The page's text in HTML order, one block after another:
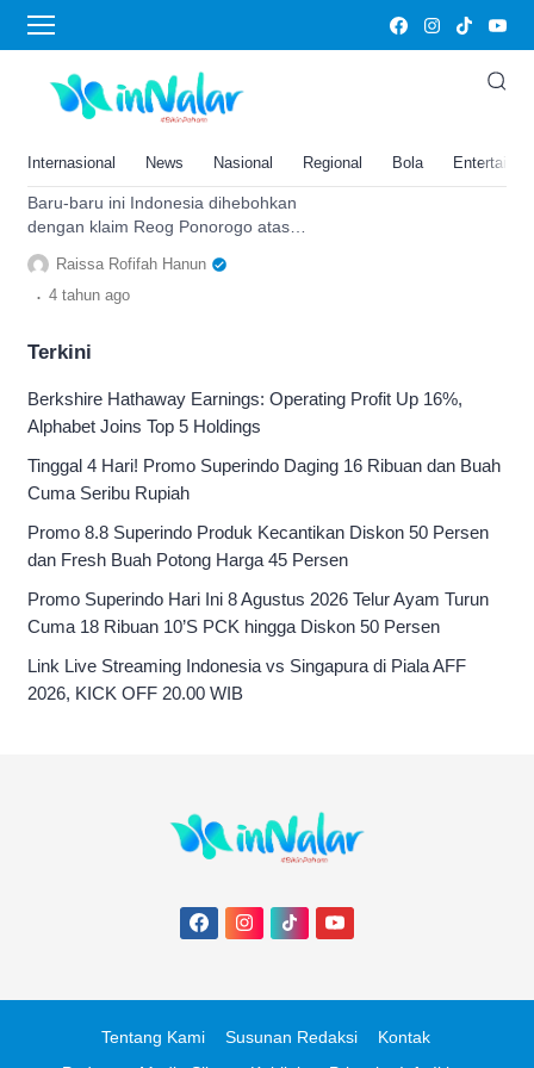
Internasional News Nasional Regional Bola
Malaysia Klaim Reog Ponorogo
8 Twibbon Save Reog Ponorogo,
Pasang di Media Sosial sebagai
Budaya Indonesia
Baru-baru ini Indonesia dihebohkan
dengan klaim Reog Ponorogo atas
Malaysia. Pasang twibbon save Reog
sebagai bentuk dukungan Anda.
Raissa Rofifah Hanun
. 4 tahun ago
Terkini
Berkshire Hathaway Earnings: Operating Profit Up 16%,
Alphabet Joins Top 5 Holdings
Tinggal 4 Hari! Promo Superindo Daging 16 Ribuan dan Buah
Cuma Seribu Rupiah
Promo 8.8 Superindo Produk Kecantikan Diskon 50 Persen
dan Fresh Buah Potong Harga 45 Persen
Promo Superindo Hari Ini 8 Agustus 2026 Telur Ayam Turun
Cuma 18 Ribuan 10’S PCK hingga Diskon 50 Persen
Link Live Streaming Indonesia vs Singapura di Piala AFF
2026, KICK OFF 20.00 WIB
Tentang Kami Susunan Redaksi
Kontak